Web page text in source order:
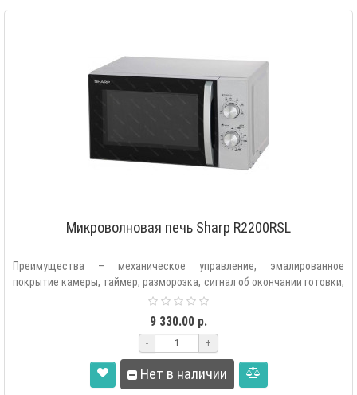
Микроволновая печь Sharp R2200RSL
Преимущества – механическое управление, эмалированное
покрытие камеры, таймер, разморозка, сигнал об окончании готовки,
9 330.00 р.
- +
Нет в наличии